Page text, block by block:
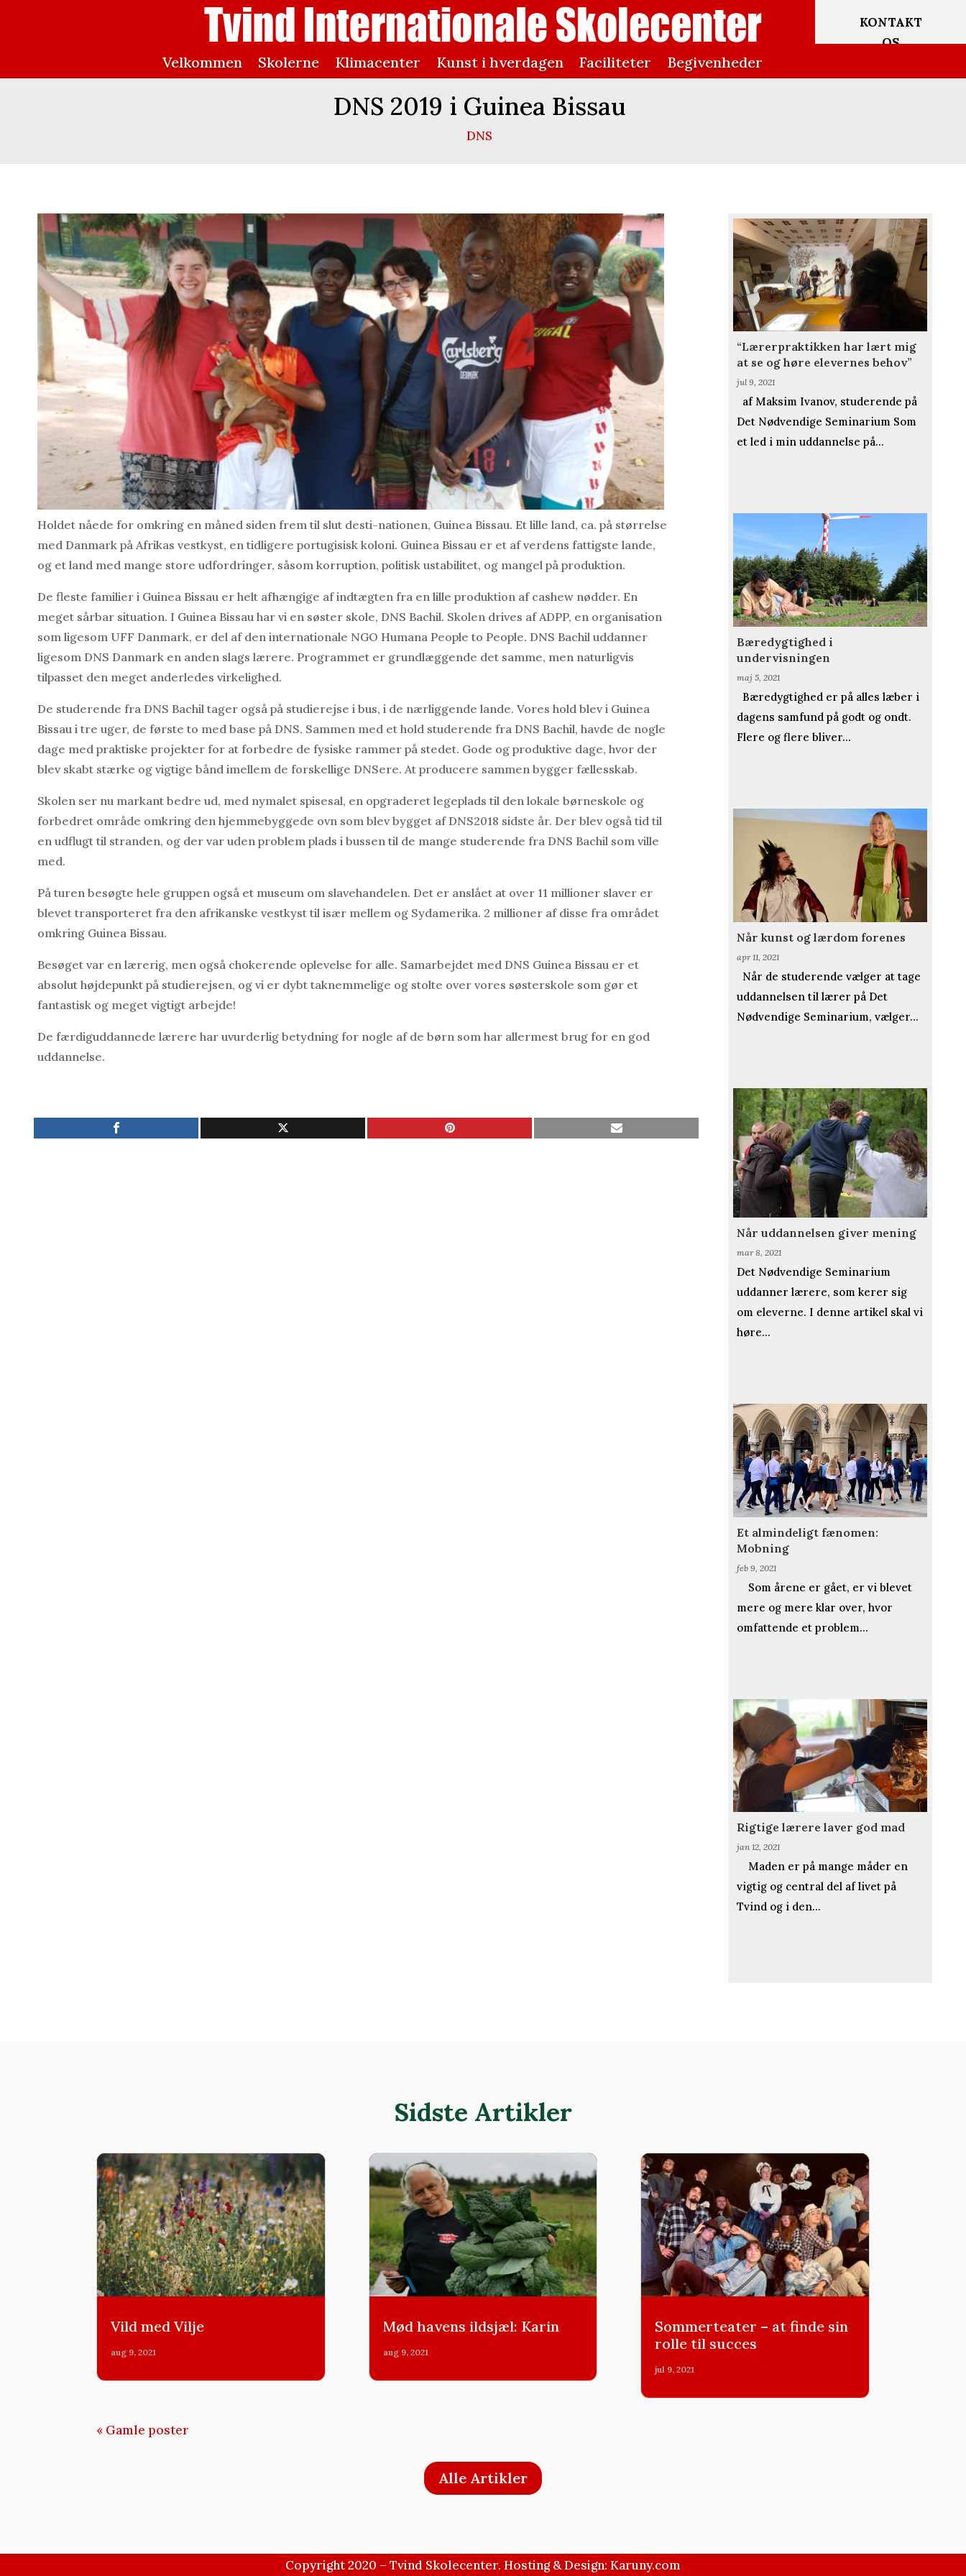
KONTAKT
OS
Velkommen Skolerne Klimacenter Kunst i hverdagen Faciliteter Begivenheder
DNS 2019 i Guinea Bissau
DNS
Holdet nåede for omkring en måned siden frem til slut desti-nationen, Guinea Bissau. Et lille land, ca. på størrelse
med Danmark på Afrikas vestkyst, en tidligere portugisisk koloni. Guinea Bissau er et af verdens fattigste lande,
og et land med mange store udfordringer, såsom korruption, politisk ustabilitet, og mangel på produktion.
De fleste familier i Guinea Bissau er helt afhængige af indtægten fra en lille produktion af cashew nødder. En
meget sårbar situation. I Guinea Bissau har vi en søster skole, DNS Bachil. Skolen drives af ADPP, en organisation
som ligesom UFF Danmark, er del af den internationale NGO Humana People to People. DNS Bachil uddanner
ligesom DNS Danmark en anden slags lærere. Programmet er grundlæggende det samme, men naturligvis
tilpasset den meget anderledes virkelighed.
De studerende fra DNS Bachil tager også på studierejse i bus, i de nærliggende lande. Vores hold blev i Guinea
Bissau i tre uger, de første to med base på DNS. Sammen med et hold studerende fra DNS Bachil, havde de nogle
dage med praktiske projekter for at forbedre de fysiske rammer på stedet. Gode og produktive dage, hvor der
blev skabt stærke og vigtige bånd imellem de forskellige DNSere. At producere sammen bygger fællesskab.
Skolen ser nu markant bedre ud, med nymalet spisesal, en opgraderet legeplads til den lokale børneskole og
forbedret område omkring den hjemmebyggede ovn som blev bygget af DNS2018 sidste år. Der blev også tid til
en udflugt til stranden, og der var uden problem plads i bussen til de mange studerende fra DNS Bachil som ville
med.
På turen besøgte hele gruppen også et museum om slavehandelen. Det er anslået at over 11 millioner slaver er
blevet transporteret fra den afrikanske vestkyst til især mellem og Sydamerika. 2 millioner af disse fra området
omkring Guinea Bissau.
Besøget var en lærerig, men også chokerende oplevelse for alle. Samarbejdet med DNS Guinea Bissau er et
absolut højdepunkt på studierejsen, og vi er dybt taknemmelige og stolte over vores søsterskole som gør et
fantastisk og meget vigtigt arbejde!
De færdiguddannede lærere har uvurderlig betydning for nogle af de børn som har allermest brug for en god
uddannelse.
“Lærerpraktikken har lært mig
at se og høre elevernes behov”
jul 9, 2021
af Maksim Ivanov, studerende på
Det Nødvendige Seminarium Som
et led i min uddannelse på...
Bæredygtighed i
undervisningen
maj 5, 2021
Bæredygtighed er på alles læber i
dagens samfund på godt og ondt.
Flere og flere bliver...
Når kunst og lærdom forenes
apr 11, 2021
Når de studerende vælger at tage
uddannelsen til lærer på Det
Nødvendige Seminarium, vælger...
Når uddannelsen giver mening
mar 8, 2021
Det Nødvendige Seminarium
uddanner lærere, som kerer sig
om eleverne. I denne artikel skal vi
høre...
Et almindeligt fænomen:
Mobning
feb 9, 2021
Som årene er gået, er vi blevet
mere og mere klar over, hvor
omfattende et problem...
Rigtige lærere laver god mad
jan 12, 2021
Maden er på mange måder en
vigtig og central del af livet på
Tvind og i den...
Sidste Artikler
Vild med Vilje
aug 9, 2021
Mød havens ildsjæl: Karin
aug 9, 2021
Sommerteater – at finde sin
rolle til succes
jul 9, 2021
« Gamle poster
Alle Artikler
Copyright 2020 – Tvind Skolecenter. Hosting & Design: Karuny.com